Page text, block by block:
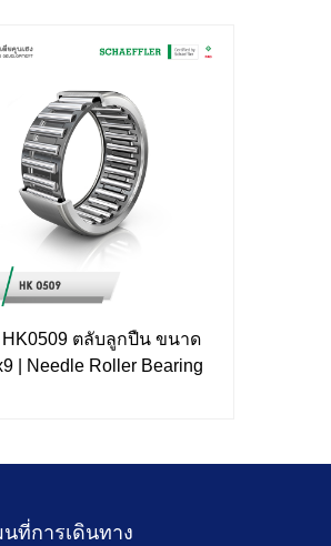
HK0509 ตลับลูกปืน ขนาด
| Needle Roller Bearing
ที่การเดินทาง